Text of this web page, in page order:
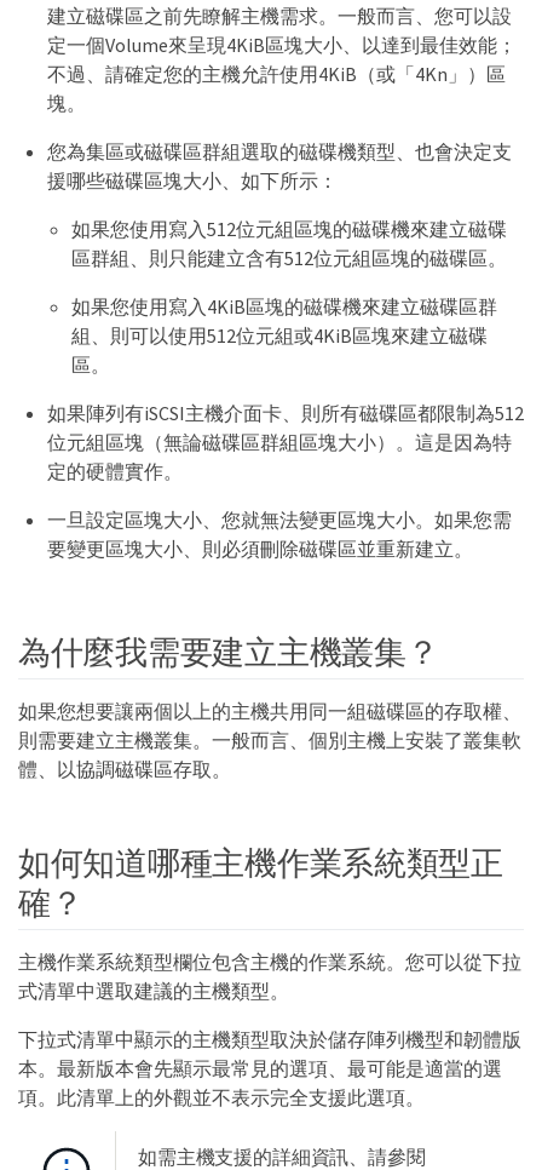
建立磁碟區之前先瞭解主機需求。一般而言、您可以設
定一個Volume來呈現4KiB區塊大小、以達到最佳效能；
不過、請確定您的主機允許使用4KiB（或「4Kn」）區
塊。
您為集區或磁碟區群組選取的磁碟機類型、也會決定支
援哪些磁碟區塊大小、如下所示：
如果您使用寫入512位元組區塊的磁碟機來建立磁碟
區群組、則只能建立含有512位元組區塊的磁碟區。
如果您使用寫入4KiB區塊的磁碟機來建立磁碟區群
組、則可以使用512位元組或4KiB區塊來建立磁碟
區。
如果陣列有iSCSI主機介面卡、則所有磁碟區都限制為512
位元組區塊（無論磁碟區群組區塊大小）。這是因為特
定的硬體實作。
一旦設定區塊大小、您就無法變更區塊大小。如果您需
要變更區塊大小、則必須刪除磁碟區並重新建立。
為什麼我需要建立主機叢集？
如果您想要讓兩個以上的主機共用同一組磁碟區的存取權、
則需要建立主機叢集。一般而言、個別主機上安裝了叢集軟
體、以協調磁碟區存取。
如何知道哪種主機作業系統類型正
確？
主機作業系統類型欄位包含主機的作業系統。您可以從下拉
式清單中選取建議的主機類型。
下拉式清單中顯示的主機類型取決於儲存陣列機型和韌體版
本。最新版本會先顯示最常見的選項、最可能是適當的選
項。此清單上的外觀並不表示完全支援此選項。
如需主機支援的詳細資訊、請參閱